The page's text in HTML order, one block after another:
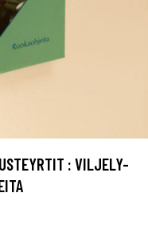
: VILJELY-